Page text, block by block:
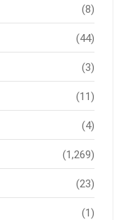
(8)
(44)
(3)
(11)
(4)
(1,269)
(23)
(1)